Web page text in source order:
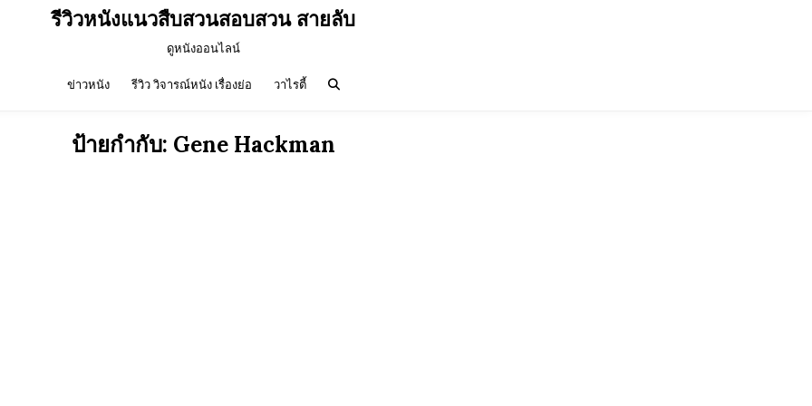
รีวิวหนังแนวสืบสวนสอบสวน สายลับ
ดูหนังออนไลน์
ข่าวหนัง รีวิว วิจารณ์หนัง เรื่องย่อ วาไรตี้
ป้ายกำกับ: Gene Hackman